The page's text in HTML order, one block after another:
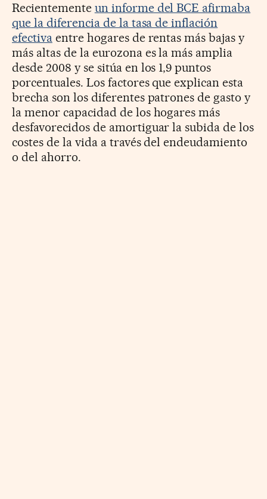
Recientemente un informe del BCE afirmaba
que la diferencia de la tasa de inflación
efectivaentre hogares de rentas más bajas y
más altas de la eurozona es la más amplia
desde 2008 y se sitúa en los 1,9 puntos
porcentuales. Los factores que explican esta
brecha son los diferentes patrones de gasto y
la menor capacidad de los hogares más
desfavorecidos de amortiguar la subida de los
costes de la vida a través del endeudamiento
o del ahorro.